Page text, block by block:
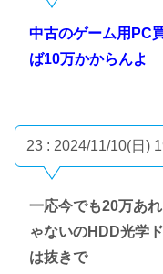
中古のゲーム用PC
ば10万かからんよ
23 : 2024/11/10(日)
一応今でも20万あ
ゃないのHDD光学
は抜きで